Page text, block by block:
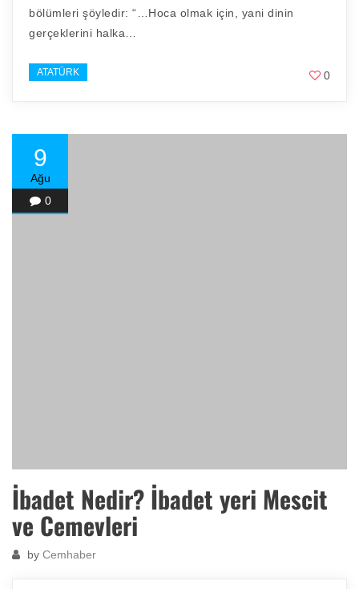
bölümleri şöyledir: “…Hoca olmak için, yani dinin
gerçeklerini halka…
ATATÜRK 0
9
Ağu
0
İbadet Nedir? İbadet yeri Mescit
ve Cemevleri
by Cemhaber